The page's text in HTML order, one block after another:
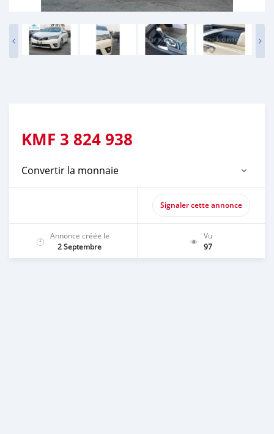
KMF 3 824 938
Convertir la monnaie
Signaler cette annonce
Annonce créée le
2 Septembre
Vu
97